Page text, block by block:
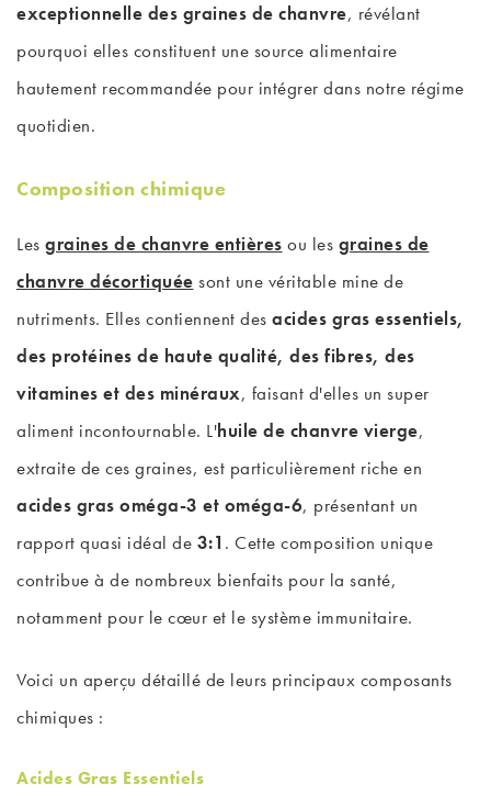
exceptionnelle des graines de chanvre, révélant
pourquoi elles constituent une source alimentaire
hautement recommandée pour intégrer dans notre régime
quotidien.
Composition chimique
Les graines de chanvre entières ou les graines de
chanvre décortiquée sont une véritable mine de
nutriments. Elles contiennent des acides gras essentiels,
des protéines de haute qualité, des fibres, des
vitamines et des minéraux, faisant d'elles un super
aliment incontournable. L'huile de chanvre vierge,
extraite de ces graines, est particulièrement riche en
acides gras oméga-3 et oméga-6, présentant un
rapport quasi idéal de 3:1 . Cette composition unique
contribue à de nombreux bienfaits pour la santé,
notamment pour le cœur et le système immunitaire.
Voici un aperçu détaillé de leurs principaux composants
chimiques :
Acides Gras Essentiels